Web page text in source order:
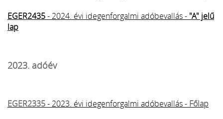
EGER2435- 2024. évi idegenforgalmi adóbevallás - "A" jelű
lap
2023. adóév
EGER2335- 2023. évi idegenforgalmi adóbevallás - Főlap